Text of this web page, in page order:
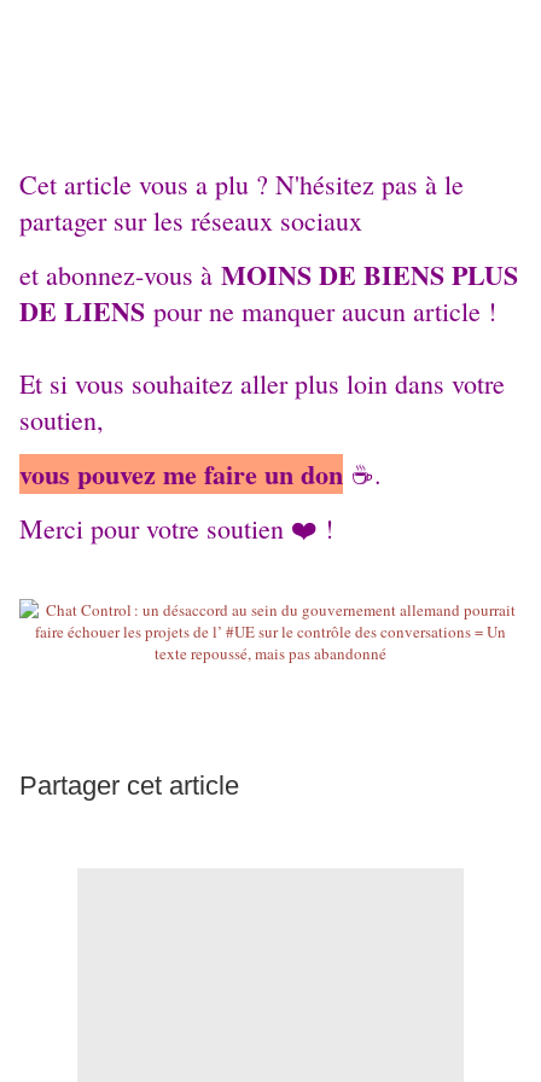
Cet article vous a plu ? N'hésitez pas à le
partager sur les réseaux sociaux
et abonnez-vous à MOINS DE BIENS PLUS
DE LIENS pour ne manquer aucun article !
Et si vous souhaitez aller plus loin dans votre
soutien,
vous pouvez me faire un don ☕️.
Merci pour votre soutien ❤️ !
Partager cet article